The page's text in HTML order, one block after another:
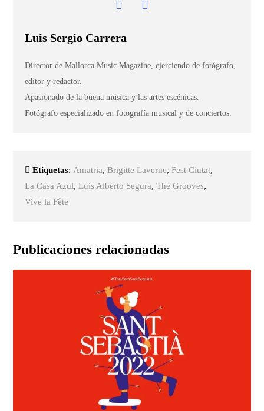
Luis Sergio Carrera
Director de Mallorca Music Magazine, ejerciendo de fotógrafo,
editor y redactor.
Apasionado de la buena música y las artes escénicas.
Fotógrafo especializado en fotografía musical y de conciertos.
Etiquetas:Amatria,Brigitte Laverne,Fest Ciutat,
La Casa Azul,Luis Alberto Segura,The Grooves,
Vive la Fête
Publicaciones relacionadas